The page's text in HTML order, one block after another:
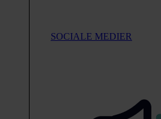
SOCIALE MEDIER